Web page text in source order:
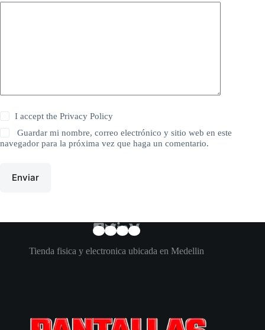
I accept thePrivacy Policy
Guardar mi nombre, correo electrónico y sitio web en este
navegador para la próxima vez que haga un comentario.
Enviar
Tienda fisica y electronica ubicada en Medellin